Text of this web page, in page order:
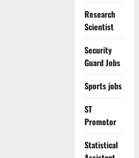
Research
Scientist
Security
Guard Jobs
Sports jobs
ST
Promotor
Statistical